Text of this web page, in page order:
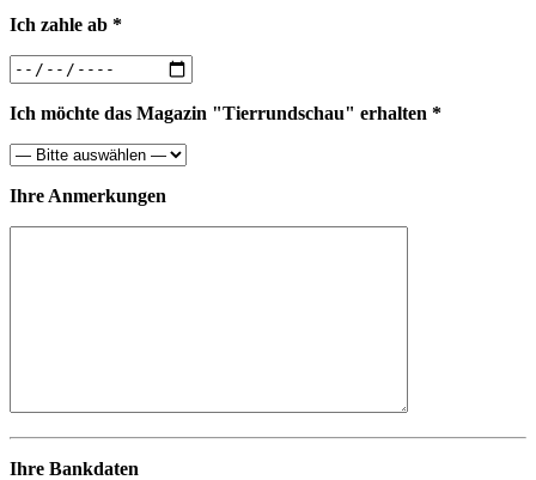
Ich zahle ab *
Ich möchte das Magazin "Tierrundschau" erhalten *
Ihre Anmerkungen
Ihre Bankdaten